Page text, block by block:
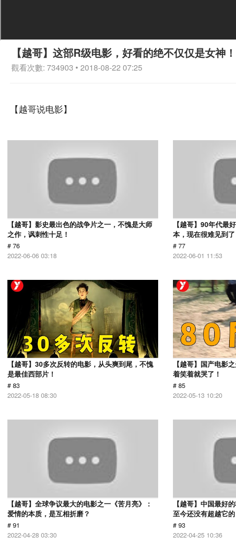
【越哥】这部R级电影，好看的绝不仅仅是女神
觀看次數: 734903 • 2018-08-22 07:25
【越哥说电影】
【越哥】影史最出色的战争片之一，不愧是大师
之作，讽刺性十足！
# 76
2022-06-06 03:18
【越哥】90年代最
本，现在很难见到了
# 77
2022-06-01 11:53
【越哥】30多次反转的电影，从头爽到尾，不愧
是最佳西部片！
# 83
2022-05-18 08:30
【越哥】国产电影
着笑着就哭了！
# 85
2022-05-13 10:20
【越哥】全球争议最大的电影之一《苦月亮》：
爱情的本质，是互相折磨？
# 91
2022-04-28 03:30
【越哥】中国最好
至今还没有超越它的
# 93
2022-04-25 10:36